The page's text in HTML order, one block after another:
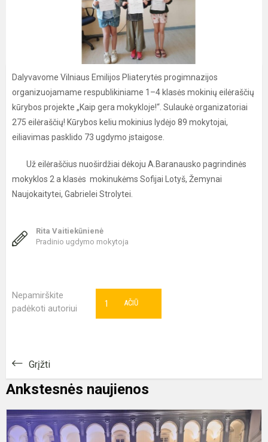
Dalyvavome Vilniaus Emilijos Pliaterytės progimnazijos
organizuojamame respublikiniame 1–4 klasės mokinių eilėraščių
kūrybos projekte „Kaip gera mokykloje!“. Sulaukė organizatoriai
275 eilėraščių! Kūrybos keliu mokinius lydėjo 89 mokytojai,
eiliavimas pasklido 73 ugdymo įstaigose.
Už eilėraščius nuoširdžiai dėkoju A.Baranausko pagrindinės
mokyklos 2 a klasės mokinukėms Sofijai Lotyš, Žemynai
Naujokaitytei, Gabrielei Strolytei.
Rita Vaitiekūnienė
Pradinio ugdymo mokytoja
Nepamirškite
padėkoti autoriui
AČIŪ
1
Grįžti
Ankstesnės naujienos